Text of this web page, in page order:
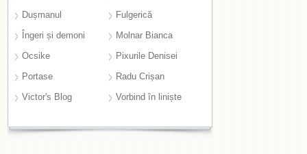
Dușmanul
Fulgerică
Îngeri și demoni
Molnar Bianca
Ocsike
Pixurile Denisei
Portase
Radu Crișan
Victor's Blog
Vorbind în liniște